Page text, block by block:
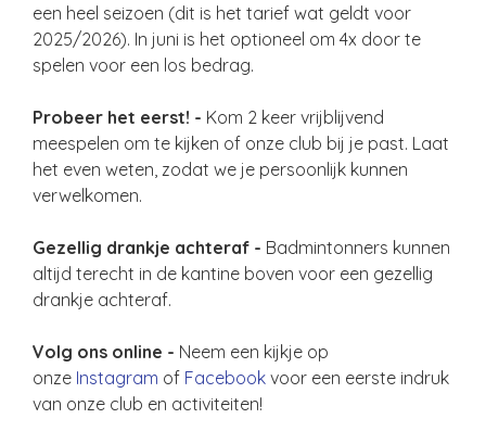
een heel seizoen (dit is het tarief wat geldt voor
2025/2026). In juni is het optioneel om 4x door te
spelen voor een los bedrag.
Probeer het eerst! - Kom 2 keer vrijblijvend
meespelen om te kijken of onze club bij je past. Laat
het even weten, zodat we je persoonlijk kunnen
verwelkomen.
Gezellig drankje achteraf - Badmintonners kunnen
altijd terecht in de kantine boven voor een gezellig
drankje achteraf.
Volg ons online - Neem een kijkje op
onze Instagram of Facebook voor een eerste indruk
van onze club en activiteiten!